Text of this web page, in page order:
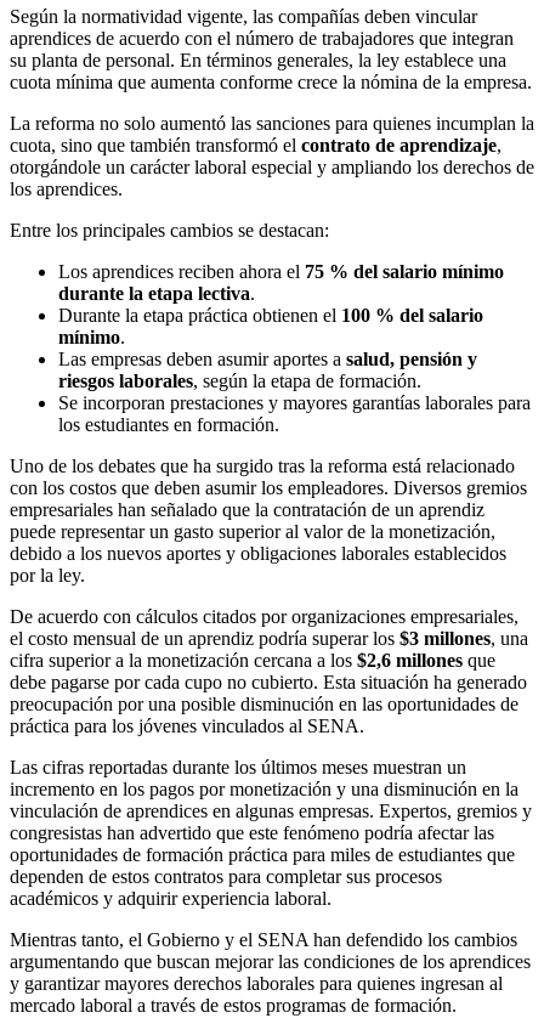
Según la normatividad vigente, las compañías deben vincular
aprendices de acuerdo con el número de trabajadores que integran
su planta de personal. En términos generales, la ley establece una
cuota mínima que aumenta conforme crece la nómina de la empresa.
La reforma no solo aumentó las sanciones para quienes incumplan la
cuota, sino que también transformó el contrato de aprendizaje,
otorgándole un carácter laboral especial y ampliando los derechos de
los aprendices.
Entre los principales cambios se destacan:
Los aprendices reciben ahora el 75 % del salario mínimo
durante la etapa lectiva.
Durante la etapa práctica obtienen el 100 % del salario
mínimo.
Las empresas deben asumir aportes a salud, pensión y
riesgos laborales, según la etapa de formación.
Se incorporan prestaciones y mayores garantías laborales para
los estudiantes en formación.
Uno de los debates que ha surgido tras la reforma está relacionado
con los costos que deben asumir los empleadores. Diversos gremios
empresariales han señalado que la contratación de un aprendiz
puede representar un gasto superior al valor de la monetización,
debido a los nuevos aportes y obligaciones laborales establecidos
por la ley.
De acuerdo con cálculos citados por organizaciones empresariales,
el costo mensual de un aprendiz podría superar los $3 millones, una
cifra superior a la monetización cercana a los $2,6 millones que
debe pagarse por cada cupo no cubierto. Esta situación ha generado
preocupación por una posible disminución en las oportunidades de
práctica para los jóvenes vinculados al SENA.
Las cifras reportadas durante los últimos meses muestran un
incremento en los pagos por monetización y una disminución en la
vinculación de aprendices en algunas empresas. Expertos, gremios y
congresistas han advertido que este fenómeno podría afectar las
oportunidades de formación práctica para miles de estudiantes que
dependen de estos contratos para completar sus procesos
académicos y adquirir experiencia laboral.
Mientras tanto, el Gobierno y el SENA han defendido los cambios
argumentando que buscan mejorar las condiciones de los aprendices
y garantizar mayores derechos laborales para quienes ingresan al
mercado laboral a través de estos programas de formación.